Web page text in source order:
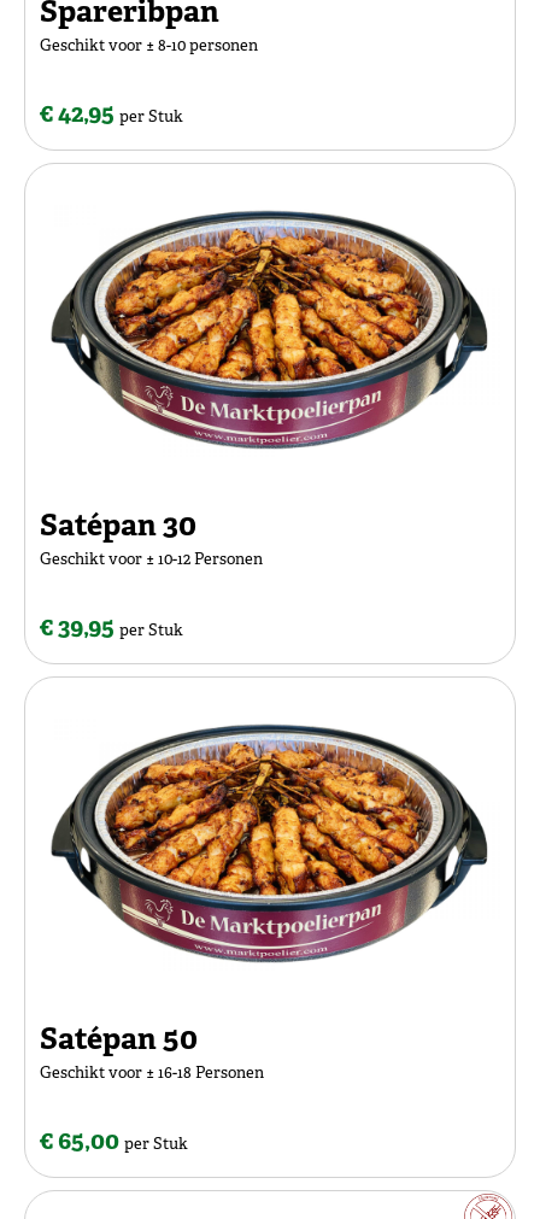
Spareribpan
Geschikt voor ± 8-10 personen
€ 42,95 per Stuk
Satépan 30
Geschikt voor ± 10-12 Personen
€ 39,95 per Stuk
Satépan 50
Geschikt voor ± 16-18 Personen
€ 65,00 per Stuk